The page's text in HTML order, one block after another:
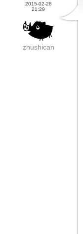
2015-02-28
21:29
zhushican